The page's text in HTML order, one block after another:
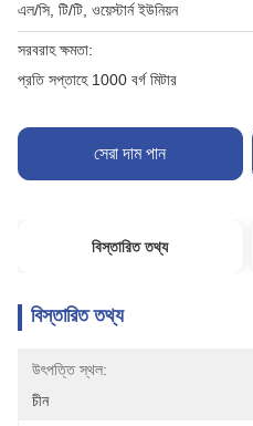
এল/সি, টি/টি, ওয়েস্টার্ন ইউনিয়ন
সরবরাহ ক্ষমতা:
প্রতি সপ্তাহে 1000 বর্গ মিটার
সেরা দাম পান
বিস্তারিত তথ্য
বিস্তারিত তথ্য
উৎপত্তি স্থল:
চীন